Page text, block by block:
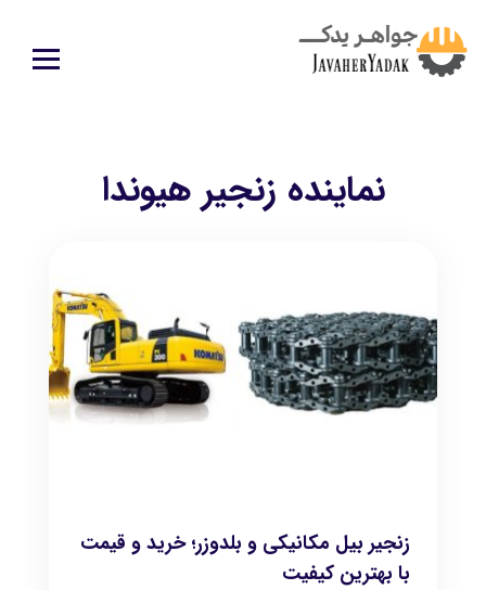
نماینده زنجیر هیوندا
زنجیر بیل مکانیکی و بلدوزر؛ خرید و قیمت
با بهترین کیفیت